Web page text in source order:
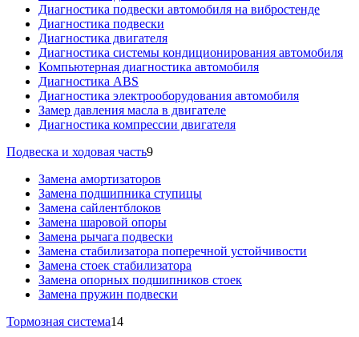
Диагностика подвески автомобиля на вибростенде
Диагностика подвески
Диагностика двигателя
Диагностика системы кондиционирования автомобиля
Компьютерная диагностика автомобиля
Диагностика ABS
Диагностика электрооборудования автомобиля
Замер давления масла в двигателе
Диагностика компрессии двигателя
Подвеска и ходовая часть9
Замена амортизаторов
Замена подшипника ступицы
Замена сайлентблоков
Замена шаровой опоры
Замена рычага подвески
Замена стабилизатора поперечной устойчивости
Замена стоек стабилизатора
Замена опорных подшипников стоек
Замена пружин подвески
Тормозная система14